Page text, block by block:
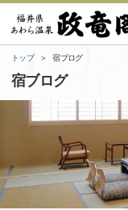
トップ 宿ブログ
宿ブログ